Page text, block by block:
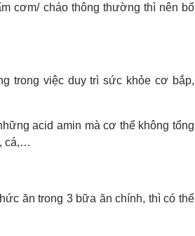
cơm/ cháo thông thường thì nên bổ
trong việc duy trì sức khỏe cơ bắp,
acid amin mà cơ thể không tổng
cá,…
ăn trong 3 bữa ăn chính, thì có thể